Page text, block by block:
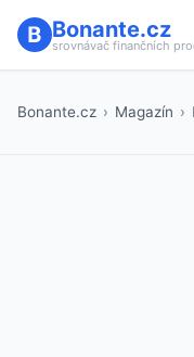
Bonante.cz
srovnávač finančních
Bonante.cz › Magazín ›